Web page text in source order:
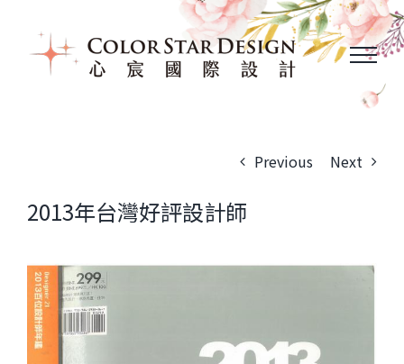
content
Previous Next
2013年台灣好評設計師